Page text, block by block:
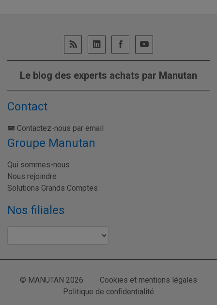
Le blog des experts achats par Manutan
Contact
Contactez-nous par email
Groupe Manutan
Qui sommes-nous
Nous rejoindre
Solutions Grands Comptes
Nos filiales
© MANUTAN 2026
Cookies et mentions légales
Politique de confidentialité